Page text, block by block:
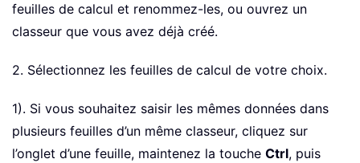
feuilles de calcul et renommez-les, ou ouvrez un
classeur que vous avez déjà créé.
2. Sélectionnez les feuilles de calcul de votre choix.
1). Si vous souhaitez saisir les mêmes données dans
plusieurs feuilles d’un même classeur, cliquez sur
l’onglet d’une feuille, maintenez la touche Ctrl, puis